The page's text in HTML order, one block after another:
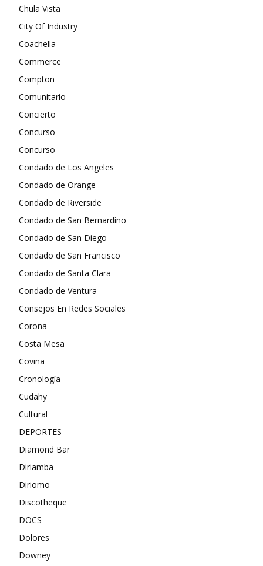
Chula Vista
City Of Industry
Coachella
Commerce
Compton
Comunitario
Concierto
Concurso
Concurso
Condado de Los Angeles
Condado de Orange
Condado de Riverside
Condado de San Bernardino
Condado de San Diego
Condado de San Francisco
Condado de Santa Clara
Condado de Ventura
Consejos En Redes Sociales
Corona
Costa Mesa
Covina
Cronología
Cudahy
Cultural
DEPORTES
Diamond Bar
Diriamba
Diriomo
Discotheque
DOCS
Dolores
Downey